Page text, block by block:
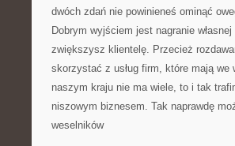
dwóch zdań nie powinieneś ominąć
Dobrym wyjściem jest nagranie
zwiększysz klientelę. Przecież
skorzystać z usług firm, które mają we
naszym kraju nie ma wiele, to i tak
niszowym biznesem. Tak naprawdę
weselników